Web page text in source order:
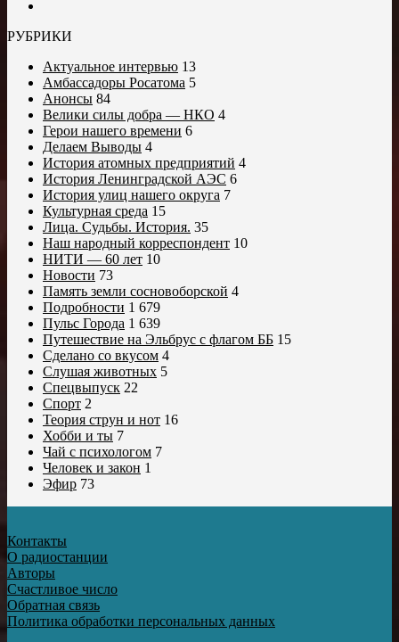
РУБРИКИ
Актуальное интервью 13
Амбассадоры Росатома 5
Анонсы 84
Велики силы добра — НКО 4
Герои нашего времени 6
Делаем Выводы 4
История атомных предприятий 4
История Ленинградской АЭС 6
История улиц нашего округа 7
Культурная среда 15
Лица. Судьбы. История. 35
Наш народный корреспондент 10
НИТИ — 60 лет 10
Новости 73
Память земли сосновоборской 4
Подробности 1 679
Пульс Города 1 639
Путешествие на Эльбрус с флагом ББ 15
Сделано со вкусом 4
Слушая животных 5
Спецвыпуск 22
Спорт 2
Теория струн и нот 16
Хобби и ты 7
Чай с психологом 7
Человек и закон 1
Эфир 73
Контакты
О радиостанции
Авторы
Счастливое число
Обратная связь
Политика обработки персональных данных